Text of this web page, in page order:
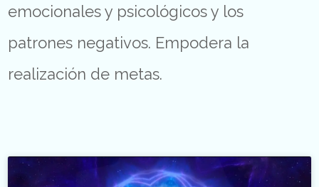
emocionales y psicológicos y los
patrones negativos. Empodera la
realización de metas.